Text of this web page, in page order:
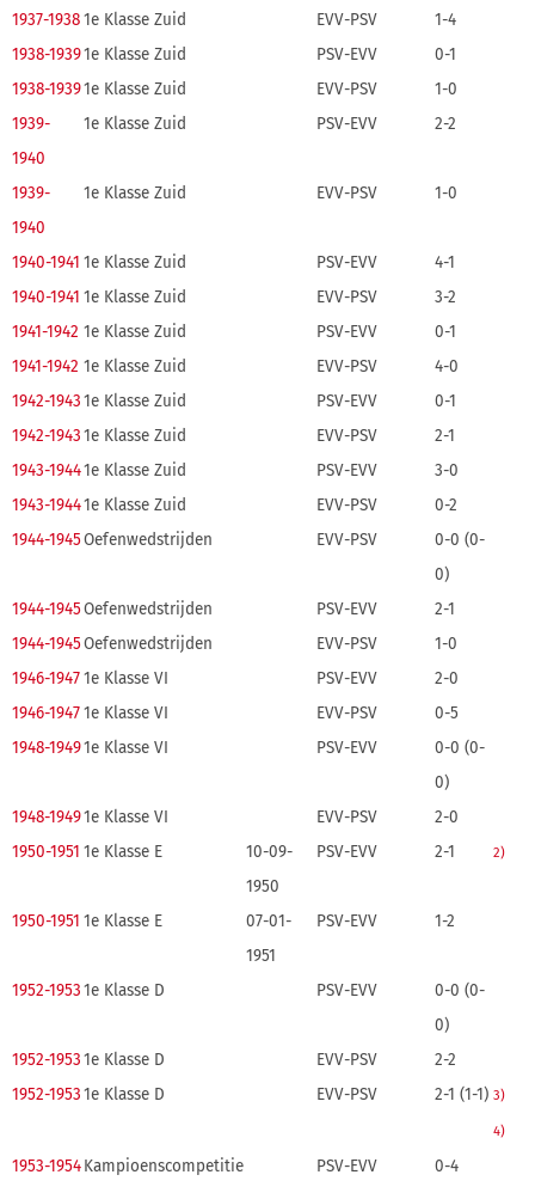
1937-19381e Klasse Zuid EVV-PSV
1-4
1938-19391e Klasse Zuid PSV-EVV
0-1
1938-19391e Klasse Zuid EVV-PSV
1-0
1939-
1940
1e Klasse Zuid PSV-EVV 2-2
1939-
1940
1e Klasse Zuid EVV-PSV 1-0
1940-1941 1e Klasse Zuid PSV-EVV
4-1
1940-1941 1e Klasse Zuid EVV-PSV
3-2
1941-1942 1e Klasse Zuid PSV-EVV
0-1
1941-1942 1e Klasse Zuid EVV-PSV
4-0
1942-19431e Klasse Zuid PSV-EVV
0-1
1942-19431e Klasse Zuid EVV-PSV
2-1
1943-19441e Klasse Zuid PSV-EVV
3-0
1943-19441e Klasse Zuid EVV-PSV
0-2
1944-1945Oefenwedstrijden EVV-PSV
0-0 (0-
0)
1944-1945Oefenwedstrijden PSV-EVV
2-1
1944-1945Oefenwedstrijden EVV-PSV
1-0
1946-19471e Klasse VI PSV-EVV
2-0
1946-19471e Klasse VI EVV-PSV
0-5
1948-19491e Klasse VI PSV-EVV
0-0 (0-
0)
1948-19491e Klasse VI EVV-PSV
2-0
1950-1951 1e Klasse E
10-09-
1950
PSV-EVV 2-1 2)
1950-1951 1e Klasse E
07-01-
1951
PSV-EVV 1-2
1952-19531e Klasse D PSV-EVV
0-0 (0-
0)
1952-19531e Klasse D EVV-PSV
2-2
1952-19531e Klasse D EVV-PSV 2-1 (1-1) 3)
4)
1953-1954Kampioenscompetitie PSV-EVV
0-4